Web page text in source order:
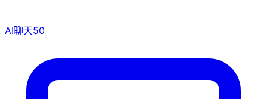
AI聊天50